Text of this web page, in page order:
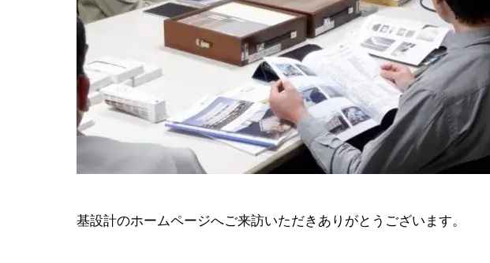
基設計のホームページへご来訪いただきありがとうございます。